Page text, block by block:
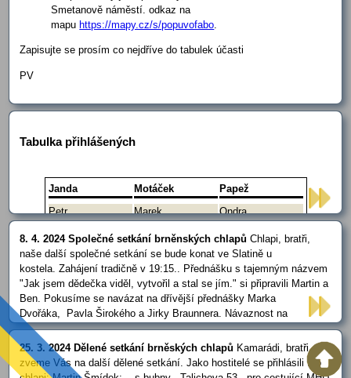
Smetanově náměstí. odkaz na
mapu https://mapy.cz/s/popuvofabo.
Zapisujte se prosím co nejdříve do tabulek účasti
PV
Tabulka přihlášených
Janda Motáček
Papež
Petr
Marek
Ondra
Aleš
Jirka
Jarda
8. 4. 2024 Společné setkání brněnských chlapů Chlapi, bratři,
naše další společné setkání se bude konat ve Slatině u
kostela. Zahájení tradičně v 19:15.. Přednášku s tajemným názvem
"Jak jsem dědečka viděl, vytvořil a stal se jím." si připravili Martin a
Ben. Pokusíme se navázat na dřívější přednášky Marka
Dvořáka, Pavla Širokého a Jirky Braunnera. Návaznost na
Martinovu přednášku"Cesta muže se zvláštním zřetelem ke stádiu
Svatého blázna" ani nezmiňujeme, neboť dědeček je v podstatě
archetyp se …
25. 3. 2024 Dělené setkání brněských chlapů Kamarádi, bratři,
zveme Vás na další dělené setkání. Jako hostitelé se přihlásili tito